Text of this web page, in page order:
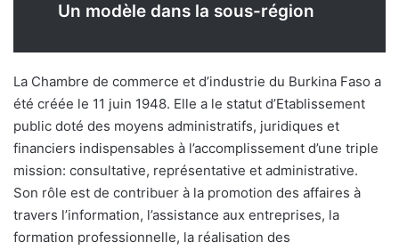
Un modèle dans la sous-région
La Chambre de commerce et d’industrie du Burkina Faso a
été créée le 11 juin 1948. Elle a le statut d’Etablissement
public doté des moyens administratifs, juridiques et
financiers indispensables à l’accomplissement d’une triple
mission: consultative, représentative et administrative.
Son rôle est de contribuer à la promotion des affaires à
travers l’information, l’assistance aux entreprises, la
formation professionnelle, la réalisation des